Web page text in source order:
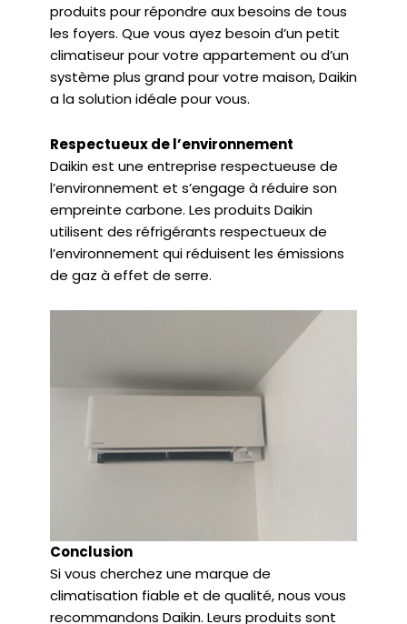
produits pour répondre aux besoins de tous
les foyers. Que vous ayez besoin d’un petit
climatiseur pour votre appartement ou d’un
système plus grand pour votre maison, Daikin
a la solution idéale pour vous.
Respectueux de l’environnement
Daikin est une entreprise respectueuse de
l’environnement et s’engage à réduire son
empreinte carbone. Les produits Daikin
utilisent des réfrigérants respectueux de
l’environnement qui réduisent les émissions
de gaz à effet de serre.
Conclusion
Si vous cherchez une marque de
climatisation fiable et de qualité, nous vous
recommandons Daikin. Leurs produits sont